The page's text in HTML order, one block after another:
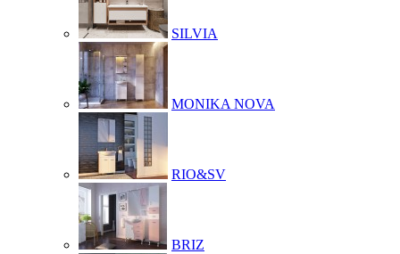
SILVIA
MONIKA NOVA
RIO&SV
BRIZ